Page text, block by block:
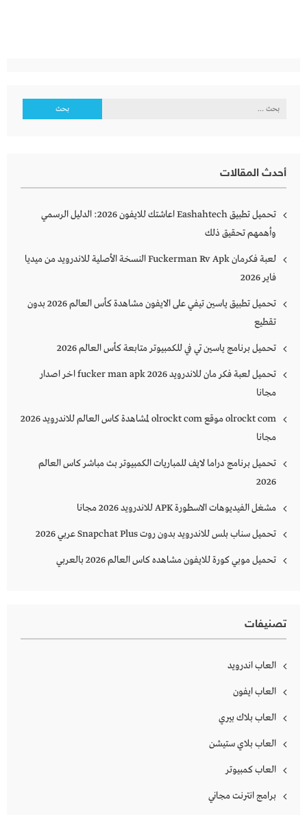
البحث
أحدث المقالات
تحميل تطبيق Eashahtech اعاشتك للايفون 2026: الدليل الرسمي
وأهمهم تحقيق ذلك
لعبة فكرمان Fuckerman Rv Apk النسخة الأصلية للاندرويد من ميديا
فاير 2026
تحميل تطبيق ياسين تيفي على الايفون مشاهدة كأس العالم 2026 بدون
تقطيع
تحميل برنامج ياسين تي في للكمبيوتر متابعة كأس العالم 2026
تحميل لعبة فكر مان للاندرويد 2026 fucker man apk اخر اصدار
مجانا
olrockt com موقع olrockt com لمشاهدة كاس العالم للاندرويد 2026
مجانا
تحميل برنامج دراما لايف للمباريات الكمبيوتر بث مباشر كاس العالم
2026
مشغل الفيديوهات الاسطورة APK للاندرويد 2026 مجانا
تحميل سناب بلس للاندرويد بدون روت Snapchat Plus‏ عربي 2026
تحميل موبي كورة للايفون مشاهده كاس العالم 2026 بالعربي
تصنيفات
العاب اندرويد
العاب ايفون
العاب بلاك بيري
العاب بلاي ستيشن
العاب كمبيوتر
برامج انترنت مجاني